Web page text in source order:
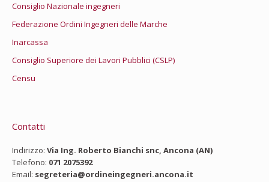
Consiglio Nazionale ingegneri
Federazione Ordini Ingegneri delle Marche
Inarcassa
Consiglio Superiore dei Lavori Pubblici (CSLP)
Censu
Contatti
Indirizzo: Via Ing. Roberto Bianchi snc, Ancona (AN)
Telefono: 071 2075392
Email: segreteria@ordineingegneri.ancona.it